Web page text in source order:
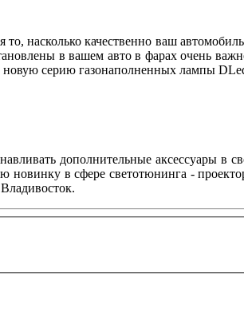
насколько качественно ваш
в вашем авто в фарах очень
новую серию газонаполненных лампы
дополнительные аксессуары
новинку в сфере светотюнинга -